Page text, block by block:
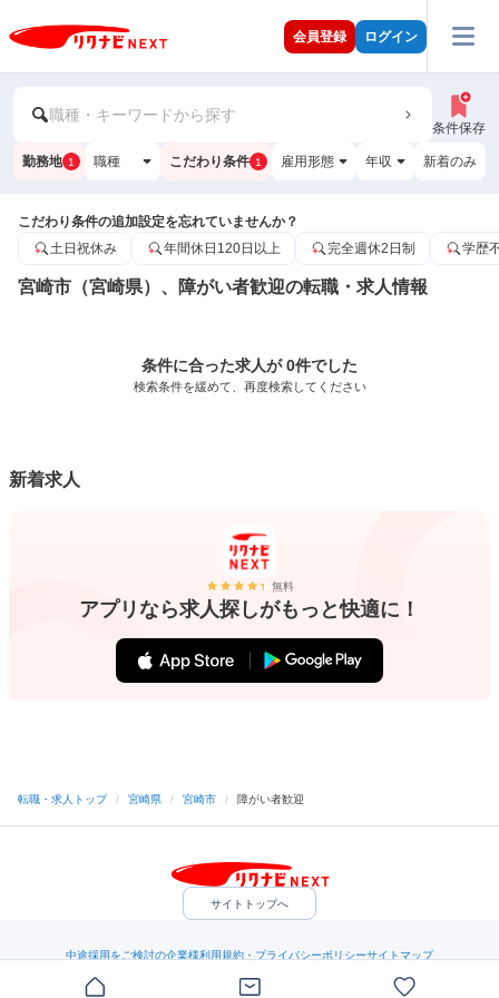
会員登録 ログイン
職種・キーワードから探す
条件保存
勤務地 1 職種 こだわり条件 1 雇用形態 年収 新着のみ
こだわり条件の追加設定を忘れていませんか？
土日祝休み
年間休日120日以上 完全週休2日制 学歴
宮崎市（宮崎県）、障がい者歓迎の転職・求人情報
条件に合った求人が 0件でした
検索条件を緩めて、再度検索してください
新着求人
無料
アプリなら求人探しがもっと快適に！
転職・求人トップ / 宮崎県 / 宮崎市 / 障がい者歓迎
サイトトップへ
中途採用をご検討の企業様利用規約・プライバシーポリシーサイトマップ
（C）Indeed Inc.